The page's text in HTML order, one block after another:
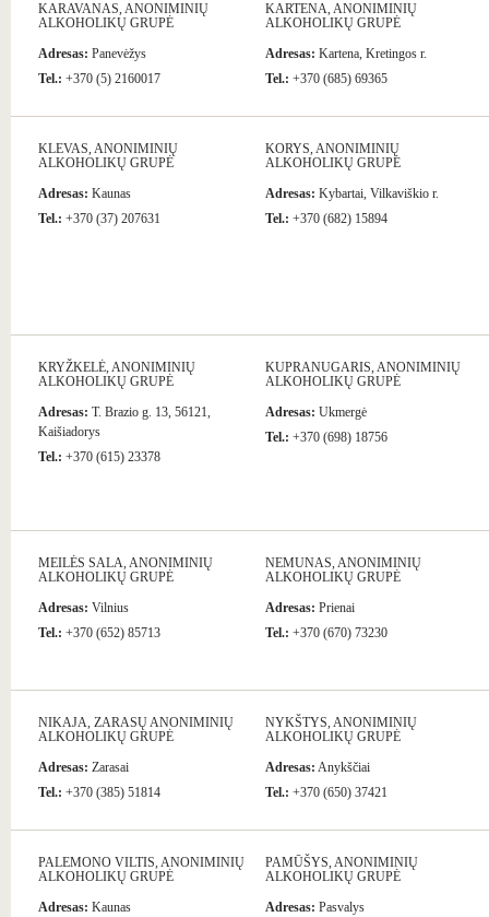
KARAVANAS, ANONIMINIŲ
ALKOHOLIKŲ GRUPĖ
Adresas: Panevėžys
Tel.: +370 (5) 2160017
KARTENA, ANONIMINIŲ
ALKOHOLIKŲ GRUPĖ
Adresas: Kartena, Kretingos r.
Tel.: +370 (685) 69365
KLEVAS, ANONIMINIŲ
ALKOHOLIKŲ GRUPĖ
Adresas: Kaunas
Tel.: +370 (37) 207631
KORYS, ANONIMINIŲ
ALKOHOLIKŲ GRUPĖ
Adresas: Kybartai, Vilkaviškio r.
Tel.: +370 (682) 15894
KRYŽKELĖ, ANONIMINIŲ
ALKOHOLIKŲ GRUPĖ
Adresas: T. Brazio g. 13, 56121,
Kaišiadorys
Tel.: +370 (615) 23378
KUPRANUGARIS, ANONIMINIŲ
ALKOHOLIKŲ GRUPĖ
Adresas: Ukmergė
Tel.: +370 (698) 18756
MEILĖS SALA, ANONIMINIŲ
ALKOHOLIKŲ GRUPĖ
Adresas: Vilnius
Tel.: +370 (652) 85713
NEMUNAS, ANONIMINIŲ
ALKOHOLIKŲ GRUPĖ
Adresas: Prienai
Tel.: +370 (670) 73230
NIKAJA, ZARASŲ ANONIMINIŲ
ALKOHOLIKŲ GRUPĖ
Adresas: Zarasai
Tel.: +370 (385) 51814
NYKŠTYS, ANONIMINIŲ
ALKOHOLIKŲ GRUPĖ
Adresas: Anykščiai
Tel.: +370 (650) 37421
PALEMONO VILTIS, ANONIMINIŲ
ALKOHOLIKŲ GRUPĖ
Adresas: Kaunas
PAMŪŠYS, ANONIMINIŲ
ALKOHOLIKŲ GRUPĖ
Adresas: Pasvalys